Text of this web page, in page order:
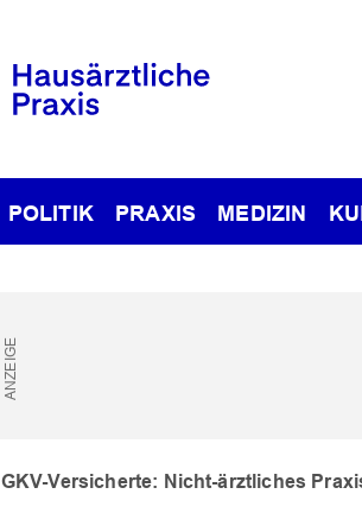
POLITIK PRAXIS MEDIZIN
GKV-Versicherte: Nicht-ärztliches